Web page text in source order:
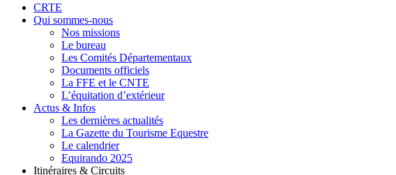
search
Menu
CRTE
Qui sommes-nous
Nos missions
Le bureau
Les Comités Départementaux
Documents officiels
La FFE et le CNTE
L’équitation d’extérieur
Actus & Infos
Les dernières actualités
La Gazette du Tourisme Equestre
Le calendrier
Equirando 2025
Itinéraires & Circuits